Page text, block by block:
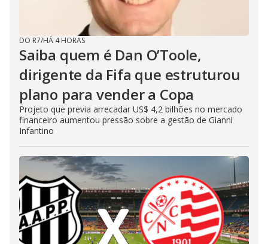
DO R7/HÁ 4 HORAS
Saiba quem é Dan O’Toole,
dirigente da Fifa que estruturou
plano para vender a Copa
Projeto que previa arrecadar US$ 4,2 bilhões no mercado
financeiro aumentou pressão sobre a gestão de Gianni
Infantino